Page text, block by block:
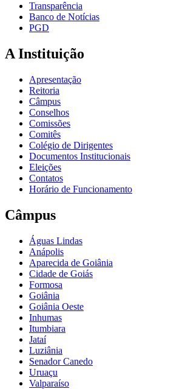
Transparência
Banco de Notícias
PGD
A Instituição
Apresentação
Reitoria
Câmpus
Conselhos
Comissões
Comitês
Colégio de Dirigentes
Documentos Institucionais
Eleições
Contatos
Horário de Funcionamento
Câmpus
Águas Lindas
Anápolis
Aparecida de Goiânia
Cidade de Goiás
Formosa
Goiânia
Goiânia Oeste
Inhumas
Itumbiara
Jataí
Luziânia
Senador Canedo
Uruaçu
Valparaíso